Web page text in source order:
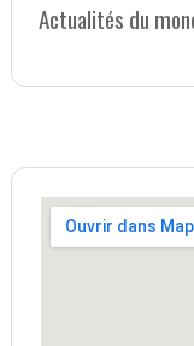
Actualités du